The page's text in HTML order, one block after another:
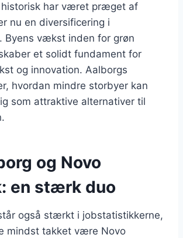
historisk har været præget af
nu en diversificering i
Byens vækst inden for grøn
et solidt fundament for
og innovation. Aalborgs
hvordan mindre storbyer kan
som attraktive alternativer til
og Novo
en stærk duo
også stærkt i jobstatistikkerne,
mindst takket være Novo